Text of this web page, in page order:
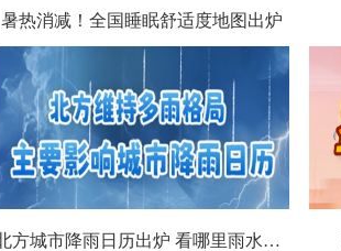
暑热消减！全国睡眠舒适度地图出炉
北方城市降雨日历出炉 看哪里雨水超长待机